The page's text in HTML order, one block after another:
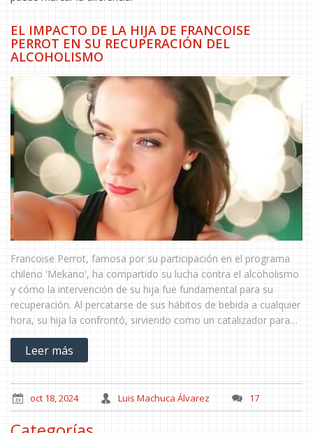
EL IMPACTO DE LA HIJA DE FRANCOISE
PERROT EN SU RECUPERACIÓN DEL
ALCOHOLISMO
Francoise Perrot, famosa por su participación en el programa
chileno 'Mekano', ha compartido su lucha contra el alcoholismo
y cómo la intervención de su hija fue fundamental para su
recuperación. Al percatarse de sus hábitos de bebida a cualquier
hora, su hija la confrontó, sirviendo como un catalizador para
que Perrot buscara ayuda profesional. Esta historia resalta la
importancia del apoyo familiar en la superación de adicciones.
Leer más
oct 18, 2024 Luis Machuca Álvarez 17